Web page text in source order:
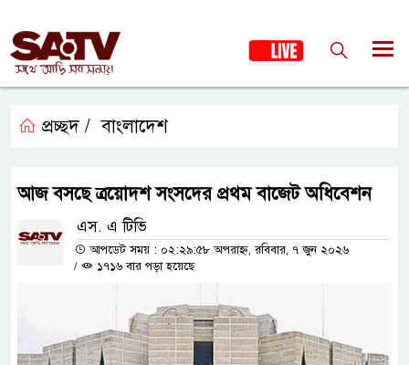
প্রচ্ছদ / বাংলাদেশ
আজ বসছে ত্রয়োদশ সংসদের প্রথম বাজেট অধিবেশন
এস. এ টিভি
আপডেট সময় : ০২:২৯:৫৮ অপরাহ্ন, রবিবার, ৭ জুন ২০২৬
/
১৭১৬ বার পড়া হয়েছে